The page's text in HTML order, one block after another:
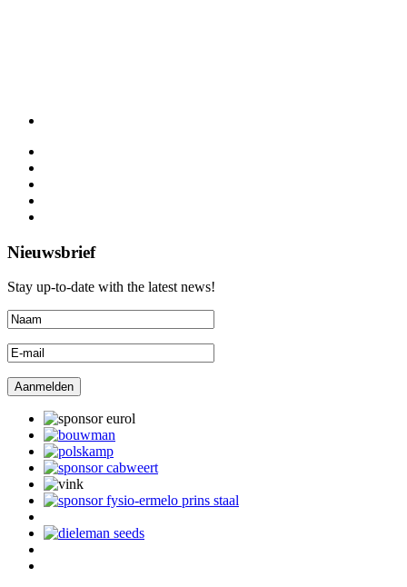
Nieuwsbrief
Stay up-to-date with the latest news!